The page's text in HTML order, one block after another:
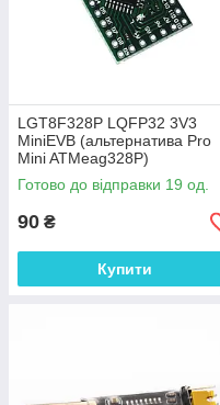
LGT8F328P LQFP32 3V3
MiniEVB (альтернатива Pro
Mini ATMeag328P)
налагоджувальна плата
Готово до відправки 19 од.
90 ₴
Купити